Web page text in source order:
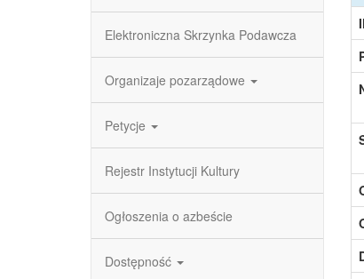
Elektroniczna Skrzynka Podawcza
Organizaje pozarządowe
Petycje
Rejestr Instytucji Kultury
Ogłoszenia o azbeście
Dostępność